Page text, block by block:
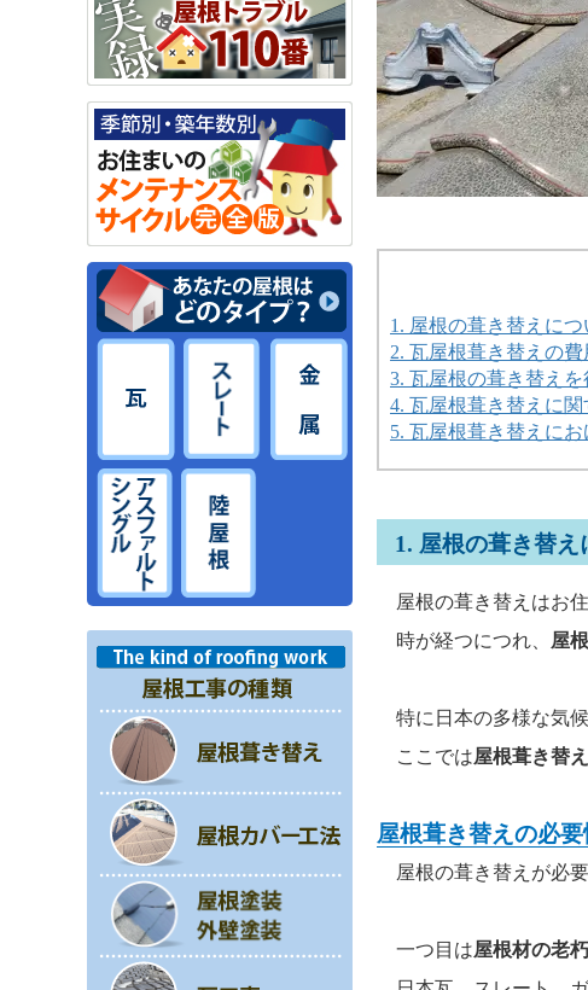
1. 屋根の葺き替えに
2. 瓦屋根葺き替えの
3. 瓦屋根の葺き替え
4. 瓦屋根葺き替えに
5. 瓦屋根葺き替えに
1. 屋根の葺き替
屋根の葺き替えはお住
時が経つにつれ、 屋
特に日本の多様な気候
ここでは屋根葺き替
屋根葺き替えの必
屋根の葺き替えが必
一つ目は屋根材の老